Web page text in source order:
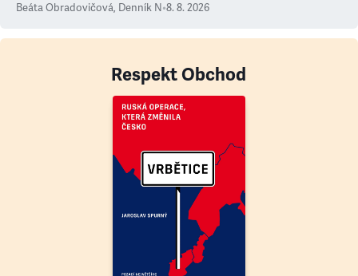
Beáta Obradovičová, Denník N•8. 8. 2026
Respekt Obchod